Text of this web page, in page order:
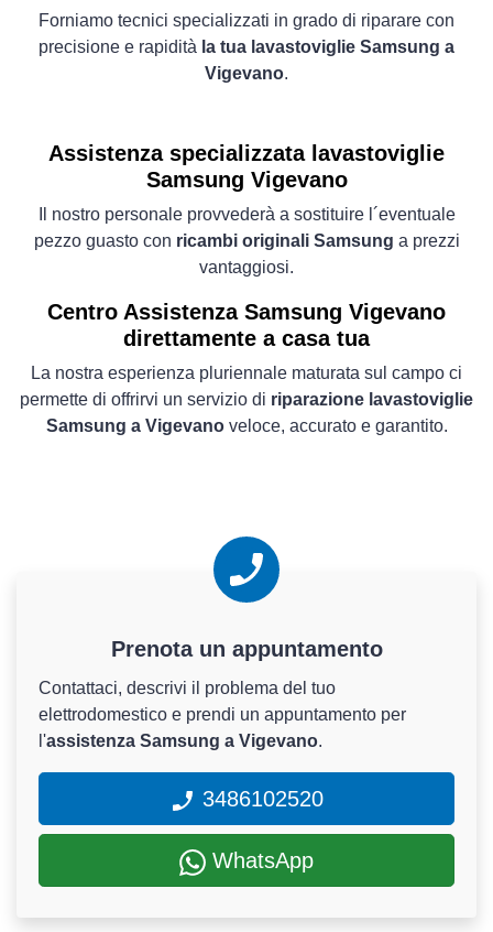
Forniamo tecnici specializzati in grado di riparare con
precisione e rapidità la tua lavastoviglie Samsung a
Vigevano.
Assistenza specializzata lavastoviglie
Samsung Vigevano
Il nostro personale provvederà a sostituire l´eventuale
pezzo guasto con ricambi originali Samsung a prezzi
vantaggiosi.
Centro Assistenza Samsung Vigevano
direttamente a casa tua
La nostra esperienza pluriennale maturata sul campo ci
permette di offrirvi un servizio di riparazione lavastoviglie
Samsung a Vigevanoveloce, accurato e garantito.
Prenota un appuntamento
Contattaci, descrivi il problema del tuo
elettrodomestico e prendi un appuntamento per
l'assistenza Samsung a Vigevano.
3486102520
WhatsApp